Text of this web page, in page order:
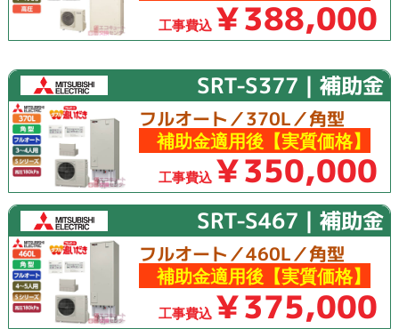
工事費込 ￥388,000
SRT-S377｜補助金
フルオート／370L／角型
補助金適用後【実質価格】
工事費込 ￥350,000
SRT-S467｜補助金
フルオート／460L／角型
補助金適用後【実質価格】
工事費込 ￥375,000